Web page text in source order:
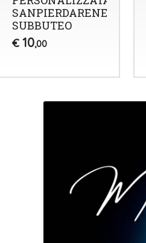
SANPIERDARENESE
SUBBUTEO
€ 10,00